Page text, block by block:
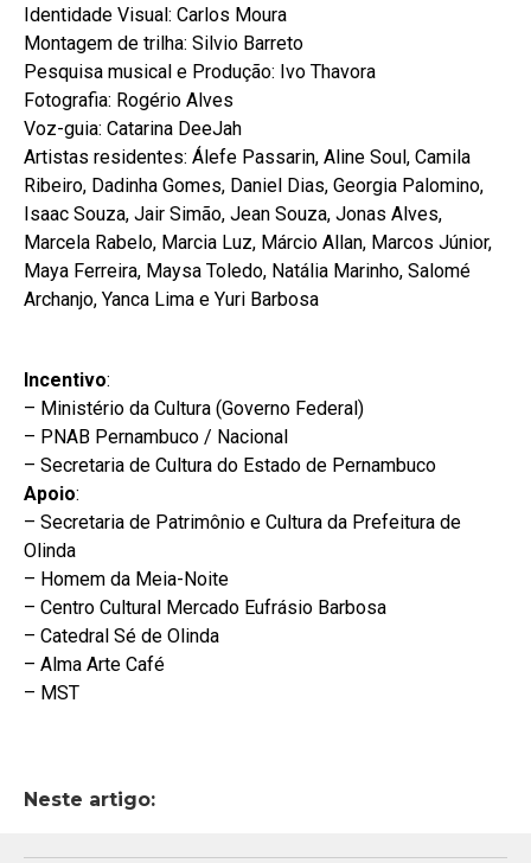
Identidade Visual: Carlos Moura
Montagem de trilha: Silvio Barreto
Pesquisa musical e Produção: Ivo Thavora
Fotografia: Rogério Alves
Voz-guia: Catarina DeeJah
Artistas residentes: Álefe Passarin, Aline Soul, Camila
Ribeiro, Dadinha Gomes, Daniel Dias, Georgia Palomino,
Isaac Souza, Jair Simão, Jean Souza, Jonas Alves,
Marcela Rabelo, Marcia Luz, Márcio Allan, Marcos Júnior,
Maya Ferreira, Maysa Toledo, Natália Marinho, Salomé
Archanjo, Yanca Lima e Yuri Barbosa
Incentivo:
– Ministério da Cultura (Governo Federal)
– PNAB Pernambuco / Nacional
– Secretaria de Cultura do Estado de Pernambuco
Apoio:
– Secretaria de Patrimônio e Cultura da Prefeitura de
Olinda
– Homem da Meia-Noite
– Centro Cultural Mercado Eufrásio Barbosa
– Catedral Sé de Olinda
– Alma Arte Café
– MST
Neste artigo: